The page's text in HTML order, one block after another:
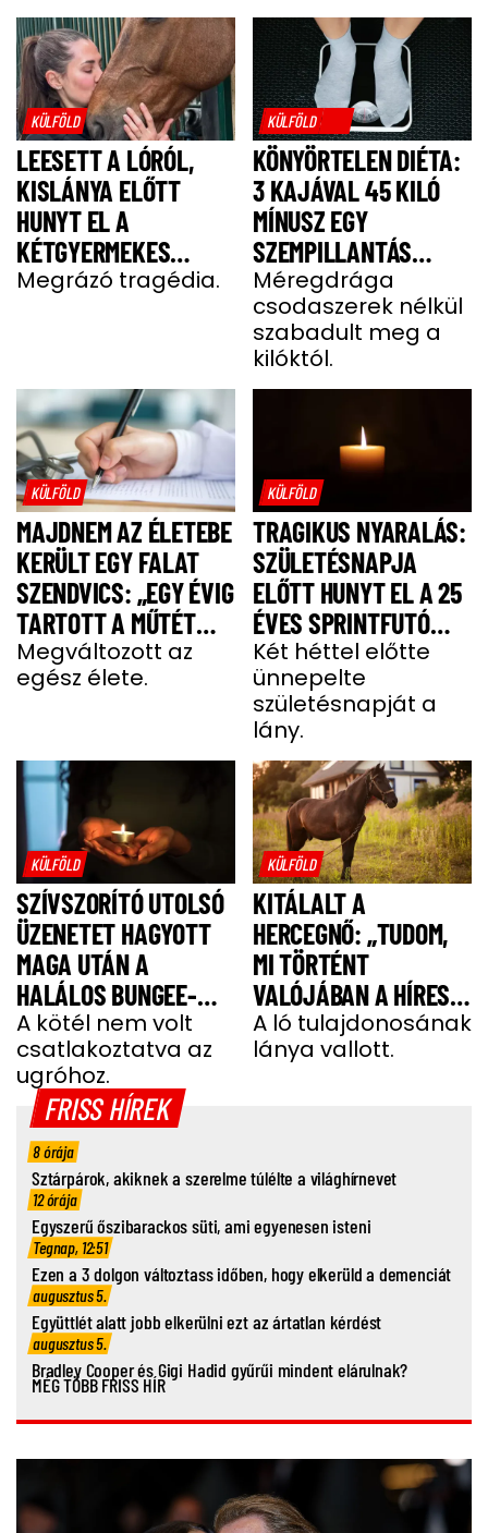
KÜLFÖLD
LEESETT A LÓRÓL,
KISLÁNYA ELŐTT
HUNYT EL A
KÉTGYERMEKES
DONATELLA
Megrázó tragédia.
KÜLFÖLD
KÖNYÖRTELEN DIÉTA:
3 KAJÁVAL 45 KILÓ
MÍNUSZ EGY
SZEMPILLANTÁS
ALATT
Méregdrága
csodaszerek nélkül
szabadult meg a
kilóktól.
KÜLFÖLD
MAJDNEM AZ ÉLETEBE
KERÜLT EGY FALAT
SZENDVICS: „EGY ÉVIG
TARTOTT A MŰTÉT
UTÁNI FELÉPÜLÉS”
Megváltozott az
egész élete.
KÜLFÖLD
TRAGIKUS NYARALÁS:
SZÜLETÉSNAPJA
ELŐTT HUNYT EL A 25
ÉVES SPRINTFUTÓ
LÁNY
Két héttel előtte
ünnepelte
születésnapját a
lány.
KÜLFÖLD
SZÍVSZORÍTÓ UTOLSÓ
ÜZENETET HAGYOTT
MAGA UTÁN A
HALÁLOS BUNGEE-
UGRÁS ELŐTT A
FIATAL NŐ
A kötél nem volt
csatlakoztatva az
ugróhoz.
KÜLFÖLD
KITÁLALT A
HERCEGNŐ: „TUDOM,
MI TÖRTÉNT
VALÓJÁBAN A HÍRES
SHERGAR CSŐDÖRREL”
A ló tulajdonosának
lánya vallott.
FRISS HÍREK
8 órája
Sztárpárok, akiknek a szerelme túlélte a világhírnevet
12 órája
Egyszerű őszibarackos süti, ami egyenesen isteni
Tegnap, 12:51
Ezen a 3 dolgon változtass időben, hogy elkerüld a demenciát
augusztus 5.
Együttlét alatt jobb elkerülni ezt az ártatlan kérdést
augusztus 5.
Bradley Cooper és Gigi Hadid gyűrűi mindent elárulnak?
MÉG TÖBB FRISS HÍR